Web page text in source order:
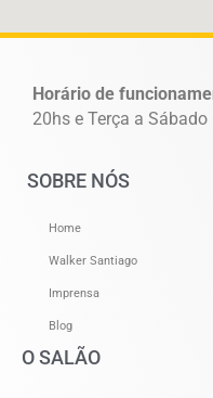
Horário de
20hs e Terça a
SOBRE NÓS
Home
Walker Santiago
Imprensa
Blog
O SALÃO